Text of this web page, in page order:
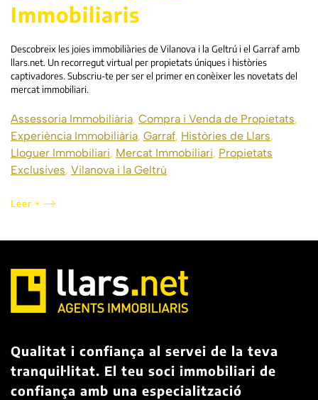
Immobiliaris
Descobreix les joies immobiliàries de Vilanova i la Geltrú i el Garraf amb
llars.net. Un recorregut virtual per propietats úniques i històries
captivadores. Subscriu-te per ser el primer en conèixer les novetats del
mercat immobiliari.
Assessoria Immobiliària, Compra i Venda de Propietats,
Experiència Immobiliària, Garraf, Històries de Llars,
Lloguer Immobiliari, Mercat Immobiliari, Propietats
Exclusives, Vilanova i la Geltrú
Leer +
Qualitat i confiança al servei de la teva
tranquil·litat. El teu soci immobiliari de
confiança amb una especialització